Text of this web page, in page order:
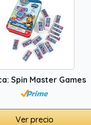
Spin Master Games
Ver precio